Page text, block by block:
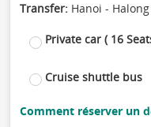
Transfer: Hanoi -
Private car ( 16
Cruise shuttle bus
Comment réserver un